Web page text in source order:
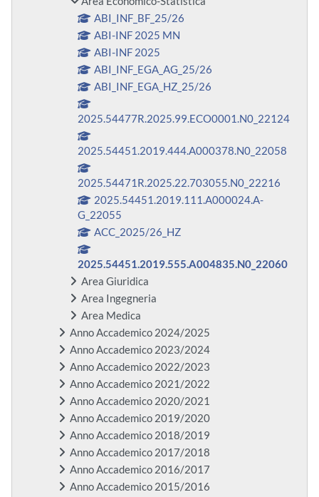
ABI_INF_BF_25/26
ABI-INF 2025 MN
ABI-INF 2025
ABI_INF_EGA_AG_25/26
ABI_INF_EGA_HZ_25/26
2025.54477R.2025.99.ECO0001.N0_22124
2025.54451.2019.444.A000378.N0_22058
2025.54471R.2025.22.703055.N0_22216
2025.54451.2019.111.A000024.A-
G_22055
ACC_2025/26_HZ
2025.54451.2019.555.A004835.N0_22060
Area Giuridica
Area Ingegneria
Area Medica
Anno Accademico 2024/2025
Anno Accademico 2023/2024
Anno Accademico 2022/2023
Anno Accademico 2021/2022
Anno Accademico 2020/2021
Anno Accademico 2019/2020
Anno Accademico 2018/2019
Anno Accademico 2017/2018
Anno Accademico 2016/2017
Anno Accademico 2015/2016